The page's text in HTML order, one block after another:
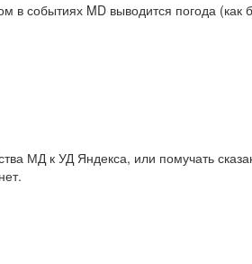
в событиях MD выводится погода (как
МД к УД Яндекса, или помучать